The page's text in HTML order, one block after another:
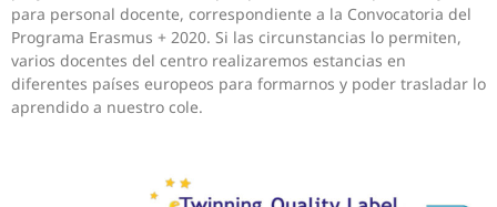
para personal docente, correspondiente a la Convocatoria del
Programa Erasmus + 2020. Si las circunstancias lo permiten,
varios docentes del centro realizaremos estancias en
diferentes países europeos para formarnos y poder trasladar lo
aprendido a nuestro cole.